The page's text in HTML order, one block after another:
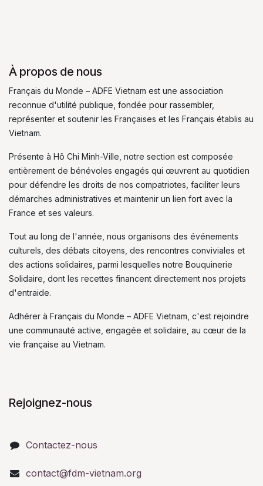
À propos de nous
Français du Monde – ADFE Vietnam est une association
reconnue d'utilité publique, fondée pour rassembler,
représenter et soutenir les Françaises et les Français établis au
Vietnam.
Présente à Hô Chi Minh-Ville, notre section est composée
entièrement de bénévoles engagés qui œuvrent au quotidien
pour défendre les droits de nos compatriotes, faciliter leurs
démarches administratives et maintenir un lien fort avec la
France et ses valeurs.
Tout au long de l'année, nous organisons des événements
culturels, des débats citoyens, des rencontres conviviales et
des actions solidaires, parmi lesquelles notre Bouquinerie
Solidaire, dont les recettes financent directement nos projets
d'entraide.
Adhérer à Français du Monde – ADFE Vietnam, c'est rejoindre
une communauté active, engagée et solidaire, au cœur de la
vie française au Vietnam.
Rejoignez-nous
Contactez-nous
contact@fdm-vietnam.org